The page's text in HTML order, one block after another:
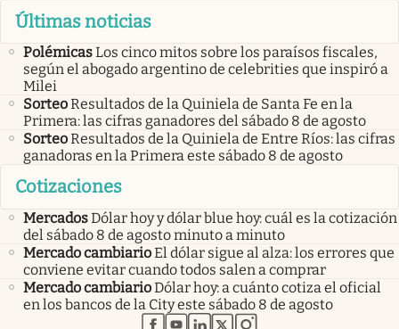
Últimas noticias
PolémicasLos cinco mitos sobre los paraísos fiscales,
según el abogado argentino de celebrities que inspiró a
Milei
SorteoResultados de la Quiniela de Santa Fe en la
Primera: las cifras ganadores del sábado 8 de agosto
SorteoResultados de la Quiniela de Entre Ríos: las cifras
ganadoras en la Primera este sábado 8 de agosto
Cotizaciones
MercadosDólar hoy y dólar blue hoy: cuál es la cotización
del sábado 8 de agosto minuto a minuto
Mercado cambiarioEl dólar sigue al alza: los errores que
conviene evitar cuando todos salen a comprar
Mercado cambiarioDólar hoy: a cuánto cotiza el oficial
en los bancos de la City este sábado 8 de agosto
abre en nueva pestaña
abre en nueva pestaña
abre en nueva pestaña
abre en nueva pestaña
abre en nueva pestaña